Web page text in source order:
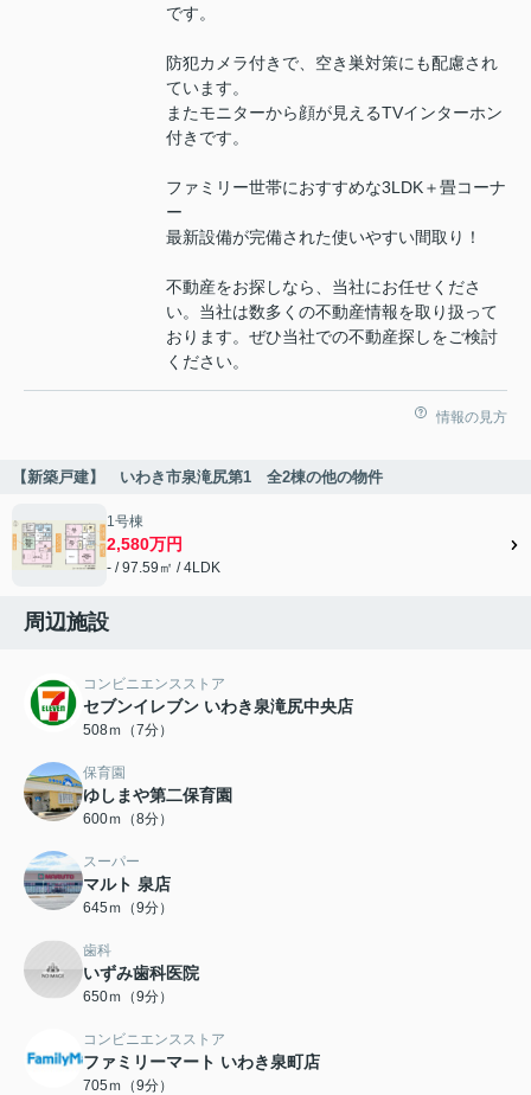
です。
防犯カメラ付きで、空き巣対策にも配慮され
ています。
またモニターから顔が見えるTVインターホン
付きです。
ファミリー世帯におすすめな3LDK＋畳コーナ
ー
最新設備が完備された使いやすい間取り！
不動産をお探しなら、当社にお任せくださ
い。当社は数多くの不動産情報を取り扱って
おります。ぜひ当社での不動産探しをご検討
ください。
情報の見方
【新築戸建】 いわき市泉滝尻第1 全2棟の他の物件
1号棟
2,580万円
- / 97.59㎡ / 4LDK
周辺施設
コンビニエンスストア
セブンイレブン いわき泉滝尻中央店
508ｍ（7分）
保育園
ゆしまや第二保育園
600ｍ（8分）
スーパー
マルト 泉店
645ｍ（9分）
歯科
いずみ歯科医院
650ｍ（9分）
コンビニエンスストア
ファミリーマート いわき泉町店
705ｍ（9分）